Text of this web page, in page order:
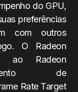
do GPU,
preferências
com outros
O Radeon
ao Radeon
de
Rate Target